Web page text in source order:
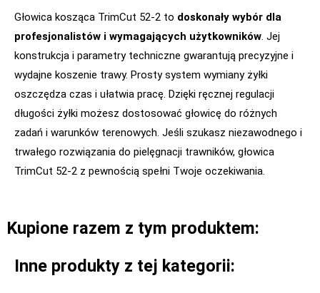
Głowica kosząca TrimCut 52-2 to doskonały wybór dla
profesjonalistów i wymagających użytkowników. Jej
konstrukcja i parametry techniczne gwarantują precyzyjne i
wydajne koszenie trawy. Prosty system wymiany żyłki
oszczędza czas i ułatwia pracę. Dzięki ręcznej regulacji
długości żyłki możesz dostosować głowicę do różnych
zadań i warunków terenowych. Jeśli szukasz niezawodnego i
trwałego rozwiązania do pielęgnacji trawników, głowica
TrimCut 52-2 z pewnością spełni Twoje oczekiwania.
Kupione razem z tym produktem:
Inne produkty z tej kategorii: